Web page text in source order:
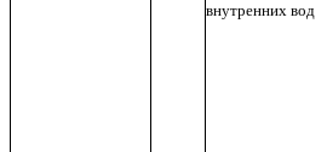
внутренних вод